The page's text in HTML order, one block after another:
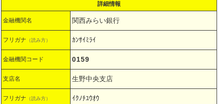
詳細情報
金融機関名 関西みらい銀行
フリガナ （読み方） ｶﾝｻｲﾐﾗｲ
金融機関コード 0159
支店名 生野中央支店
フリガナ （読み方） ｲｸﾉﾁﾕｳｵｳ